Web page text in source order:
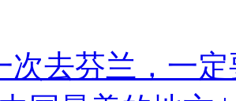
次去芬兰，一